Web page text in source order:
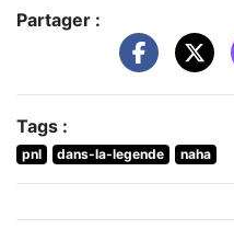
Partager :
Tags :
pnl dans-la-legende naha